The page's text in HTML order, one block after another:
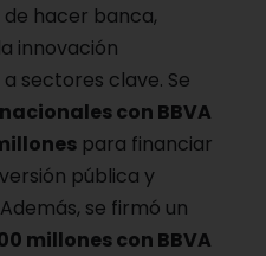
hacer banca,
innovación
sectores clave. Se
con BBVA
para financiar
pública y
se firmó un
millones con BBVA